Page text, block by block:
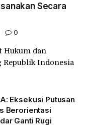
Secara
0
Hukum dan
Republik Indonesia
Eksekusi Putusan
Berorientasi
Ganti Rugi